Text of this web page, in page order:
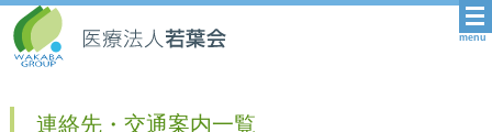
menu
連絡先・交通案内一覧